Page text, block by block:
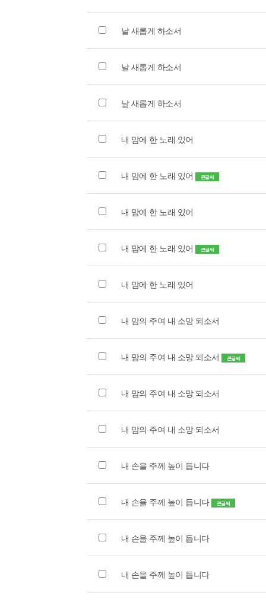
날 새롭게 하소서
날 새롭게 하소서
날 새롭게 하소서
내 맘에 한 노래 있어
내 맘에 한 노래 있어 큰글씨
내 맘에 한 노래 있어
내 맘에 한 노래 있어 큰글씨
내 맘에 한 노래 있어
내 맘의 주여 내 소망 되소서
내 맘의 주여 내 소망 되소서 큰글씨
내 맘의 주여 내 소망 되소서
내 맘의 주여 내 소망 되소서
내 손을 주께 높이 듭니다
내 손을 주께 높이 듭니다 큰글씨
내 손을 주께 높이 듭니다
내 손을 주께 높이 듭니다